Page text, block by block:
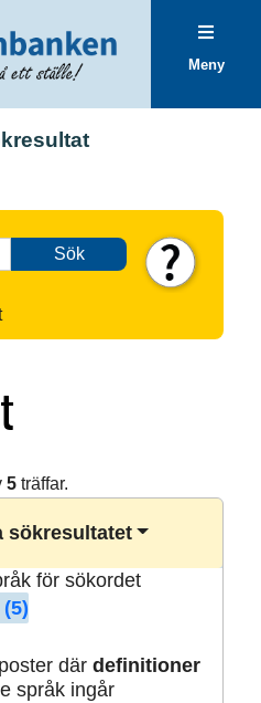
Meny
Sök
5träffar.
sökresultatet
för sökordet
där definitioner
språk ingår